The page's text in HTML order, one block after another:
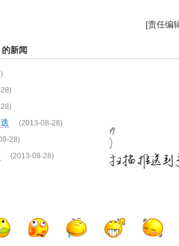
[责任编
的新闻
(2013-08-28)
28)
(2013-08-28)